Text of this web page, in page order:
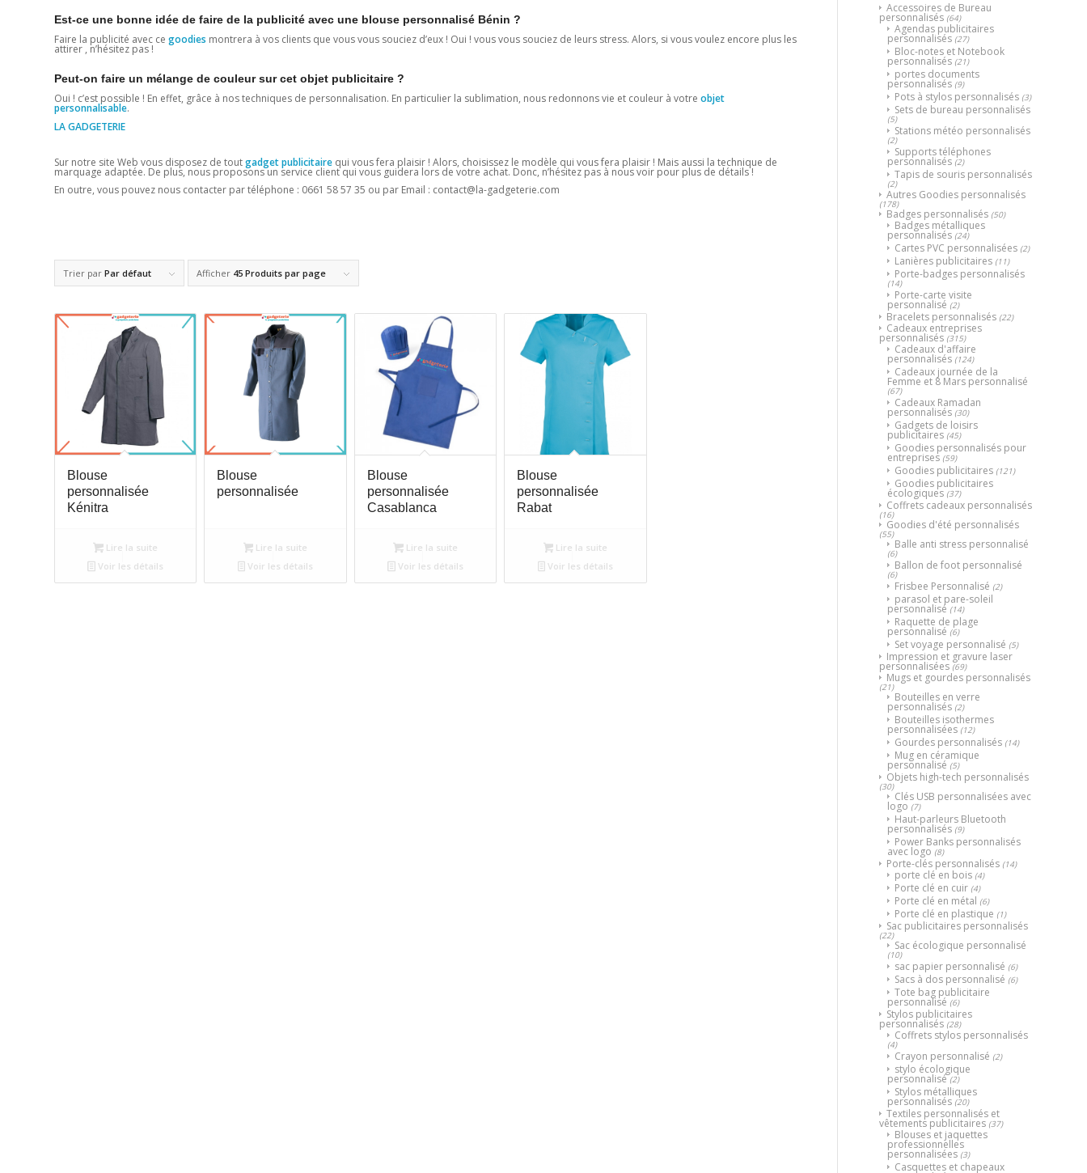
Est-ce une bonne idée de faire de la publicité avec une blouse personnalisé Bénin ?
Faire la publicité avec ce goodies montrera à vos clients que vous vous souciez d’eux ! Oui ! vous vous souciez de leurs stress. Alors, si vous voulez encore plus les
attirer , n’hésitez pas !
Peut-on faire un mélange de couleur sur cet objet publicitaire ?
Oui ! c’est possible ! En effet, grâce à nos techniques de personnalisation. En particulier la sublimation, nous redonnons vie et couleur à votre objet
personnalisable.
LA GADGETERIE
Sur notre site Web vous disposez de toutgadget publicitaire qui vous fera plaisir ! Alors, choisissez le modèle qui vous fera plaisir ! Mais aussi la technique de
marquage adaptée. De plus, nous proposons un service client qui vous guidera lors de votre achat. Donc, n’hésitez pas à nous voir pour plus de détails !
En outre, vous pouvez nous contacter par téléphone : 0661 58 57 35 ou par Email : contact@la-gadgeterie.com
Trier par Par défaut Afficher 45 Produits par page
Blouse
personnalisée
Kénitra
Lire la suite
Voir les détails
Blouse
personnalisée
Lire la suite
Voir les détails
Blouse
personnalisée
Casablanca
Lire la suite
Voir les détails
Blouse
personnalisée
Rabat
Lire la suite
Voir les détails
Accessoires de Bureau
personnalisés (64)
Agendas publicitaires
personnalisés (27)
Bloc-notes et Notebook
personnalisés (21)
portes documents
personnalisés (9)
Pots à stylos personnalisés (3)
Sets de bureau personnalisés
(5)
Stations météo personnalisés
(2)
Supports téléphones
personnalisés (2)
Tapis de souris personnalisés
(2)
Autres Goodies personnalisés
(178)
Badges personnalisés (50)
Badges métalliques
personnalisés (24)
Cartes PVC personnalisées (2)
Lanières publicitaires (11)
Porte-badges personnalisés
(14)
Porte-carte visite
personnalisé (2)
Bracelets personnalisés (22)
Cadeaux entreprises
personnalisés (315)
Cadeaux d'affaire
personnalisés (124)
Cadeaux journée de la
Femme et 8 Mars personnalisé
(67)
Cadeaux Ramadan
personnalisés (30)
Gadgets de loisirs
publicitaires (45)
Goodies personnalisés pour
entreprises (59)
Goodies publicitaires (121)
Goodies publicitaires
écologiques (37)
Coffrets cadeaux personnalisés
(16)
Goodies d'été personnalisés
(55)
Balle anti stress personnalisé
(6)
Ballon de foot personnalisé
(6)
Frisbee Personnalisé (2)
parasol et pare-soleil
personnalisé (14)
Raquette de plage
personnalisé (6)
Set voyage personnalisé (5)
Impression et gravure laser
personnalisées (69)
Mugs et gourdes personnalisés
(21)
Bouteilles en verre
personnalisés (2)
Bouteilles isothermes
personnalisées (12)
Gourdes personnalisés (14)
Mug en céramique
personnalisé (5)
Objets high-tech personnalisés
(30)
Clés USB personnalisées avec
logo (7)
Haut-parleurs Bluetooth
personnalisés (9)
Power Banks personnalisés
avec logo (8)
Porte-clés personnalisés (14)
porte clé en bois (4)
Porte clé en cuir (4)
Porte clé en métal (6)
Porte clé en plastique (1)
Sac publicitaires personnalisés
(22)
Sac écologique personnalisé
(10)
sac papier personnalisé (6)
Sacs à dos personnalisé (6)
Tote bag publicitaire
personnalisé (6)
Stylos publicitaires
personnalisés (28)
Coffrets stylos personnalisés
(4)
Crayon personnalisé (2)
stylo écologique
personnalisé (2)
Stylos métalliques
personnalisés (20)
Textiles personnalisés et
vêtements publicitaires (37)
Blouses et jaquettes
professionnelles
personnalisées (3)
Casquettes et chapeaux